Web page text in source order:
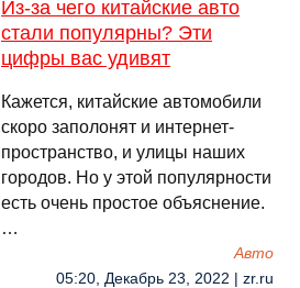
Из-за чего китайские авто
стали популярны? Эти
цифры вас удивят
Кажется, китайские автомобили
скоро заполонят и интернет-
пространство, и улицы наших
городов. Но у этой популярности
есть очень простое объяснение.
…
Авто
05:20, Декабрь 23, 2022 | zr.ru